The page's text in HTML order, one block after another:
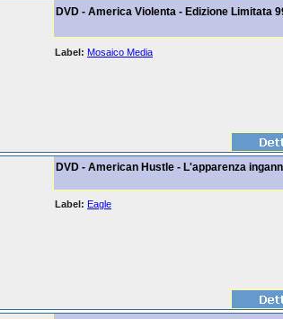
DVD - America Violenta - Edizione Limitata
Label: Mosaico Media
DVD - American Hustle - L'apparenza
Label: Eagle